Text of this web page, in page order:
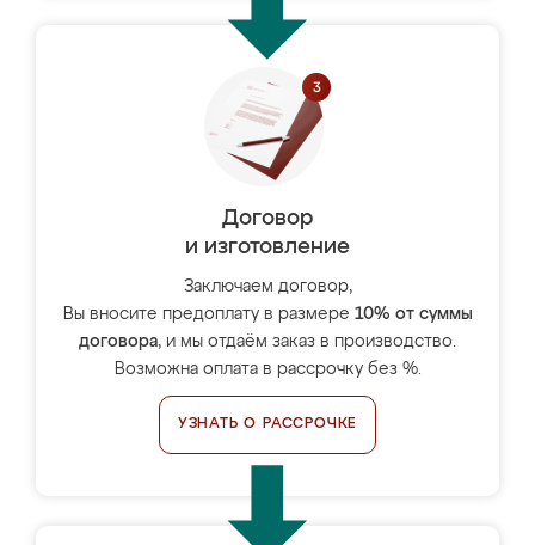
Договор
и изготовление
Заключаем договор,
Вы вносите предоплату в размере 10% от суммы
договора, и мы отдаём заказ в производство.
Возможна оплата в рассрочку без %.
УЗНАТЬ О РАССРОЧКЕ